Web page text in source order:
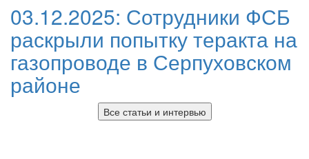
03.12.2025: Сотрудники ФСБ
раскрыли попытку теракта на
газопроводе в Серпуховском
районе
Все статьи и интервью